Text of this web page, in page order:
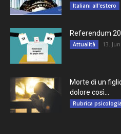
Italiani all'estero
Referendum
Attualità 13.
Morte di un
dolore così...
Rubrica psicologia